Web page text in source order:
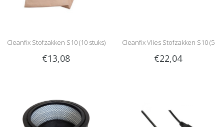
Cleanfix Stofzakken S10 (10 stuks)
€13,08
Cleanfix Vlies Stofzakken S10 (5
stuks)
€22,04